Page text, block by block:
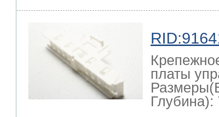
платы
Глубина):